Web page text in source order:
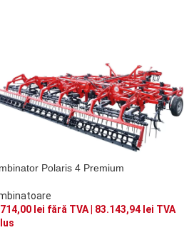
Polaris 4 Premium
lei fără TVA | 83.143,94 lei TVA